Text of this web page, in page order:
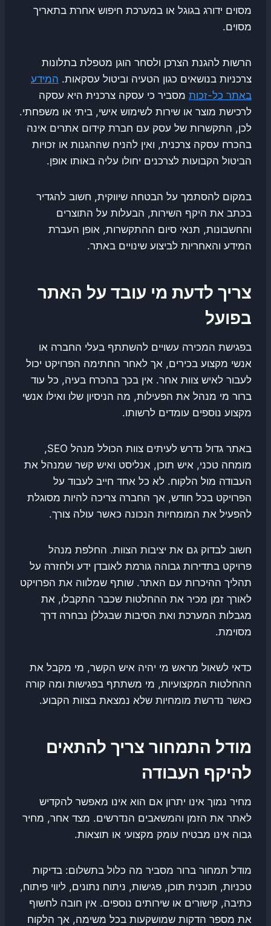
מסוים ידורג בגוגל או במערכת חיפוש אחרת בתאריך
מסוים.
הרשות להגנת הצרכן ולסחר הוגן מטפלת בתלונות
צרכניות בנושאים כגון הטעיה וביטול עסקאות. המידע
באתר כל-זכות מסביר כי עסקה צרכנית היא עסקה
לרכישת מוצר או שירות לשימוש אישי, ביתי או משפחתי.
לכן, התקשרות של עסק עם חברת קידום אתרים אינה
בהכרח עסקה צרכנית, ואין להניח שההגנות או זכויות
הביטול הקבועות לצרכנים יחולו עליה באותו אופן.
במקום להסתמך על הבטחה שיווקית, חשוב להגדיר
בכתב את היקף השירות, הבעלות על התוצרים
והחשבונות, תנאי סיום ההתקשרות, אופן העברת
המידע והאחריות לביצוע שינויים באתר.
צריך לדעת מי עובד על האתר
בפועל
בפגישת המכירה עשויים להשתתף בעלי החברה או
אנשי מקצוע בכירים, אך לאחר החתימה הפרויקט יכול
לעבור לאיש צוות אחר. אין בכך בהכרח בעיה, כל עוד
ברור מי מנהל את הפעילות, מה הניסיון שלו ואילו אנשי
מקצוע נוספים עומדים לרשותו.
באתר גדול נדרש לעיתים צוות הכולל מנהל SEO,
מומחה טכני, איש תוכן, אנליסט ואיש קשר שמנהל את
העבודה מול הלקוח. לא כל אחד חייב לעבוד על
הפרויקט בכל חודש, אך החברה צריכה להיות מסוגלת
להפעיל את המומחיות הנכונה כאשר עולה צורך.
חשוב לבדוק גם את יציבות הצוות. החלפת מנהל
פרויקט בתדירות גבוהה גורמת לאובדן ידע ולחזרה על
תהליך ההיכרות עם האתר. שותף שמלווה את הפרויקט
לאורך זמן מכיר את ההחלטות שכבר התקבלו, את
מגבלות המערכת ואת הסיבות שבגללן נבחרה דרך
מסוימת.
כדאי לשאול מראש מי יהיה איש הקשר, מי מקבל את
ההחלטות המקצועיות, מי משתתף בפגישות ומה קורה
כאשר נדרשת מומחיות שלא נמצאת בצוות הקבוע.
מודל התמחור צריך להתאים
להיקף העבודה
מחיר נמוך אינו יתרון אם הוא אינו מאפשר להקדיש
לאתר את הזמן והמשאבים הנדרשים. מצד אחר, מחיר
גבוה אינו מבטיח עומק מקצועי או תוצאות.
מודל תמחור ברור מסביר מה כלול בתשלום: בדיקות
טכניות, תוכנית תוכן, פגישות, ניתוח נתונים, ליווי פיתוח,
כתיבה, קישורים או שירותים נוספים. אין חובה לחשוף
את מספר הדקות שמושקעות בכל משימה, אך הלקוח